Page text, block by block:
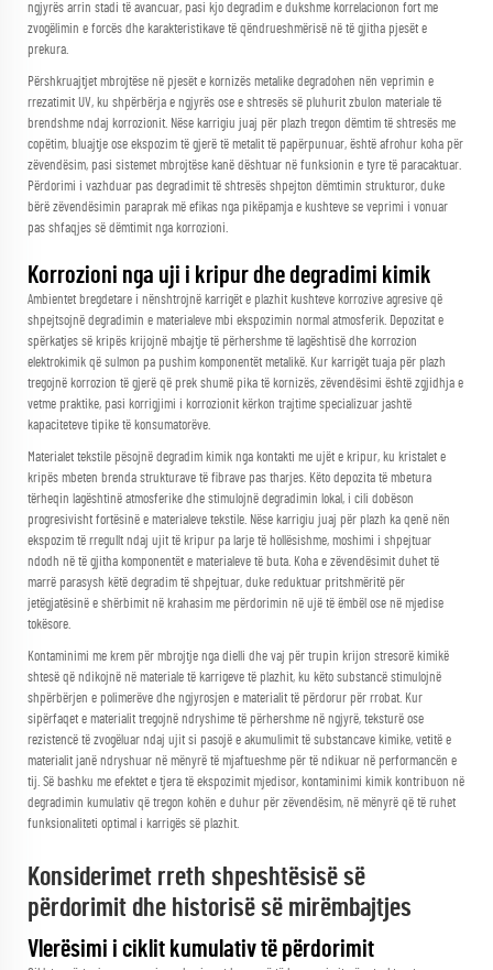
ngjyrës arrin stadi të avancuar, pasi kjo degradim e dukshme korrelacionon fort me
zvogëlimin e forcës dhe karakteristikave të qëndrueshmërisë në të gjitha pjesët e
prekura.
Përshkruajtjet mbrojtëse në pjesët e kornizës metalike degradohen nën veprimin e
rrezatimit UV, ku shpërbërja e ngjyrës ose e shtresës së pluhurit zbulon materiale të
brendshme ndaj korrozionit. Nëse karrigiu juaj për plazh tregon dëmtim të shtresës me
copëtim, bluajtje ose ekspozim të gjerë të metalit të papërpunuar, është afrohur koha për
zëvendësim, pasi sistemet mbrojtëse kanë dështuar në funksionin e tyre të paracaktuar.
Përdorimi i vazhduar pas degradimit të shtresës shpejton dëmtimin strukturor, duke
bërë zëvendësimin paraprak më efikas nga pikëpamja e kushteve se veprimi i vonuar
pas shfaqjes së dëmtimit nga korrozioni.
Korrozioni nga uji i kripur dhe degradimi kimik
Ambientet bregdetare i nënshtrojnë karrigët e plazhit kushteve korrozive agresive që
shpejtsojnë degradimin e materialeve mbi ekspozimin normal atmosferik. Depozitat e
spërkatjes së kripës krijojnë mbajtje të përhershme të lagështisë dhe korrozion
elektrokimik që sulmon pa pushim komponentët metalikë. Kur karrigët tuaja për plazh
tregojnë korrozion të gjerë që prek shumë pika të kornizës, zëvendësimi është zgjidhja e
vetme praktike, pasi korrigjimi i korrozionit kërkon trajtime specializuar jashtë
kapaciteteve tipike të konsumatorëve.
Materialet tekstile pësojnë degradim kimik nga kontakti me ujët e kripur, ku kristalet e
kripës mbeten brenda strukturave të fibrave pas tharjes. Këto depozita të mbetura
tërheqin lagështinë atmosferike dhe stimulojnë degradimin lokal, i cili dobëson
progresivisht fortësinë e materialeve tekstile. Nëse karrigiu juaj për plazh ka qenë nën
ekspozim të rregullt ndaj ujit të kripur pa larje të hollësishme, moshimi i shpejtuar
ndodh në të gjitha komponentët e materialeve të buta. Koha e zëvendësimit duhet të
marrë parasysh këtë degradim të shpejtuar, duke reduktuar pritshmëritë për
jetëgjatësinë e shërbimit në krahasim me përdorimin në ujë të ëmbël ose në mjedise
tokësore.
Kontaminimi me krem për mbrojtje nga dielli dhe vaj për trupin krijon stresorë kimikë
shtesë që ndikojnë në materiale të karrigeve të plazhit, ku këto substancë stimulojnë
shpërbërjen e polimerëve dhe ngjyrosjen e materialit të përdorur për rrobat. Kur
sipërfaqet e materialit tregojnë ndryshime të përhershme në ngjyrë, teksturë ose
rezistencë të zvogëluar ndaj ujit si pasojë e akumulimit të substancave kimike, vetitë e
materialit janë ndryshuar në mënyrë të mjaftueshme për të ndikuar në performancën e
tij. Së bashku me efektet e tjera të ekspozimit mjedisor, kontaminimi kimik kontribuon në
degradimin kumulativ që tregon kohën e duhur për zëvendësim, në mënyrë që të ruhet
funksionaliteti optimal i karrigës së plazhit.
Konsiderimet rreth shpeshtësisë së
përdorimit dhe historisë së mirëmbajtjes
Vlerësimi i ciklit kumulativ të përdorimit